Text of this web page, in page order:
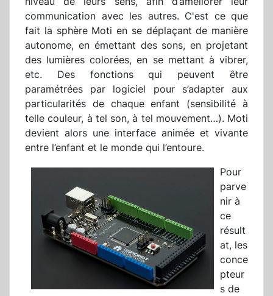
communication avec les autres. C'est ce que
fait la sphère Moti en se déplaçant de manière
autonome, en émettant des sons, en projetant
des lumières colorées, en se mettant à vibrer,
etc. Des fonctions qui peuvent être
paramétrées par logiciel pour s’adapter aux
particularités de chaque enfant (sensibilité à
telle couleur, à tel son, à tel mouvement…). Moti
devient alors une interface animée et vivante
entre l’enfant et le monde qui l’entoure.
Pour
parve
nir à
ce
résult
at, les
conce
pteur
s de